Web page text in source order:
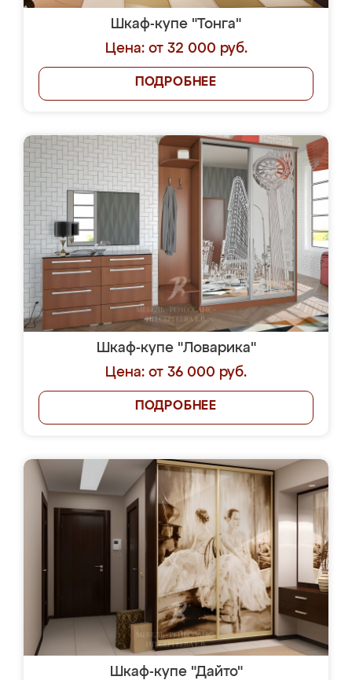
Шкаф-купе "Тонга"
Цена: от 32 000 руб.
ПОДРОБНЕЕ
Шкаф-купе "Ловарика"
Цена: от 36 000 руб.
ПОДРОБНЕЕ
Шкаф-купе "Дайто"